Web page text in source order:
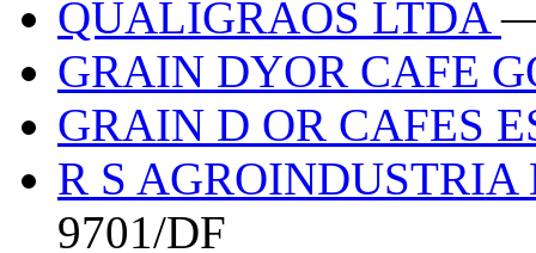
QUALIGRAOS LTDA
GRAIN DYOR CAFE
GRAIN D OR CAFES
R S
9701/DF